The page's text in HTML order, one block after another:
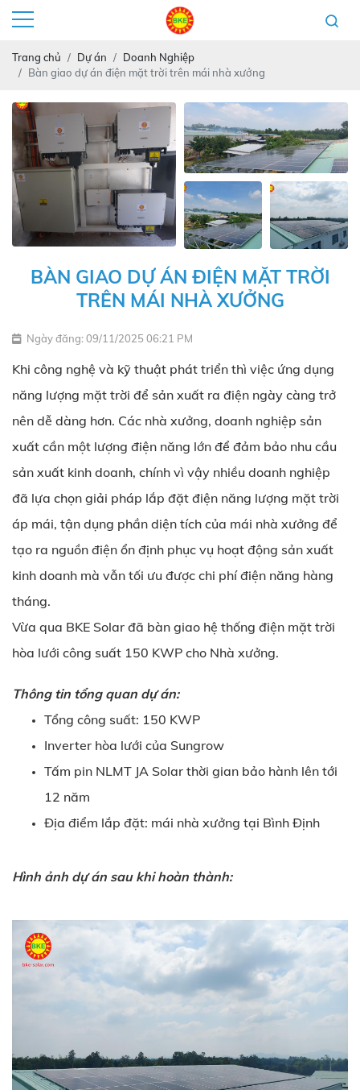
Trang chủ Dự án
Doanh Nghiệp
Bàn giao dự án điện mặt trời trên mái nhà xưởng
BÀN GIAO DỰ ÁN ĐIỆN MẶT TRỜI
TRÊN MÁI NHÀ XƯỞNG
Ngày đăng: 09/11/2025 06:21 PM
Khi công nghệ và kỹ thuật phát triển thì việc ứng dụng
năng lượng mặt trời để sản xuất ra điện ngày càng trở
nên dễ dàng hơn. Các nhà xưởng, doanh nghiệp sản
xuất cần một lượng điện năng lớn để đảm bảo nhu cầu
sản xuất kinh doanh, chính vì vậy nhiều doanh nghiệp
đã lựa chọn giải pháp lắp đặt điện năng lượng mặt trời
áp mái, tận dụng phần diện tích của mái nhà xưởng để
tạo ra nguồn điện ổn định phục vụ hoạt động sản xuất
kinh doanh mà vẫn tối ưu được chi phí điện năng hàng
tháng.
Vừa qua BKE Solar đã bàn giao hệ thống điện mặt trời
hòa lưới công suất 150 KWP cho Nhà xưởng.
Thông tin tổng quan dự án:
Tổng công suất: 150 KWP
Inverter hòa lưới của Sungrow
Tấm pin NLMT JA Solar thời gian bảo hành lên tới
12 năm
Địa điểm lắp đặt: mái nhà xưởng tại Bình Định
Hình ảnh dự án sau khi hoàn thành: